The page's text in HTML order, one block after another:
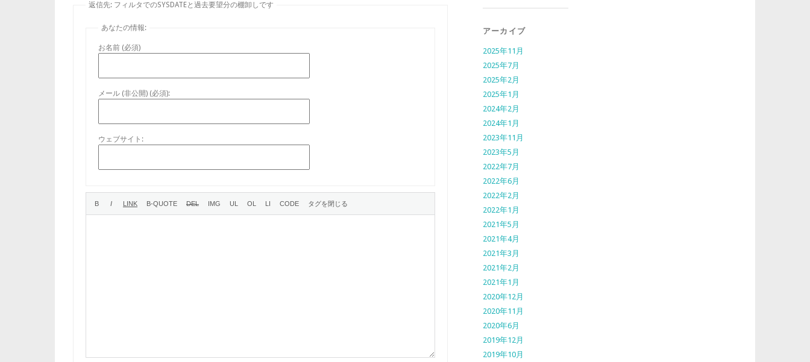
返信先: フィルタでのSYSDATEと過去要望分の棚卸しです
あなたの情報:
お名前 (必須)
メール (非公開) (必須):
ウェブサイト:
アーカイブ
2025年11月
2025年7月
2025年2月
2025年1月
2024年2月
2024年1月
2023年11月
2023年5月
2022年7月
2022年6月
2022年2月
2022年1月
2021年5月
2021年4月
2021年3月
2021年2月
2021年1月
2020年12月
2020年11月
2020年6月
2019年12月
2019年10月